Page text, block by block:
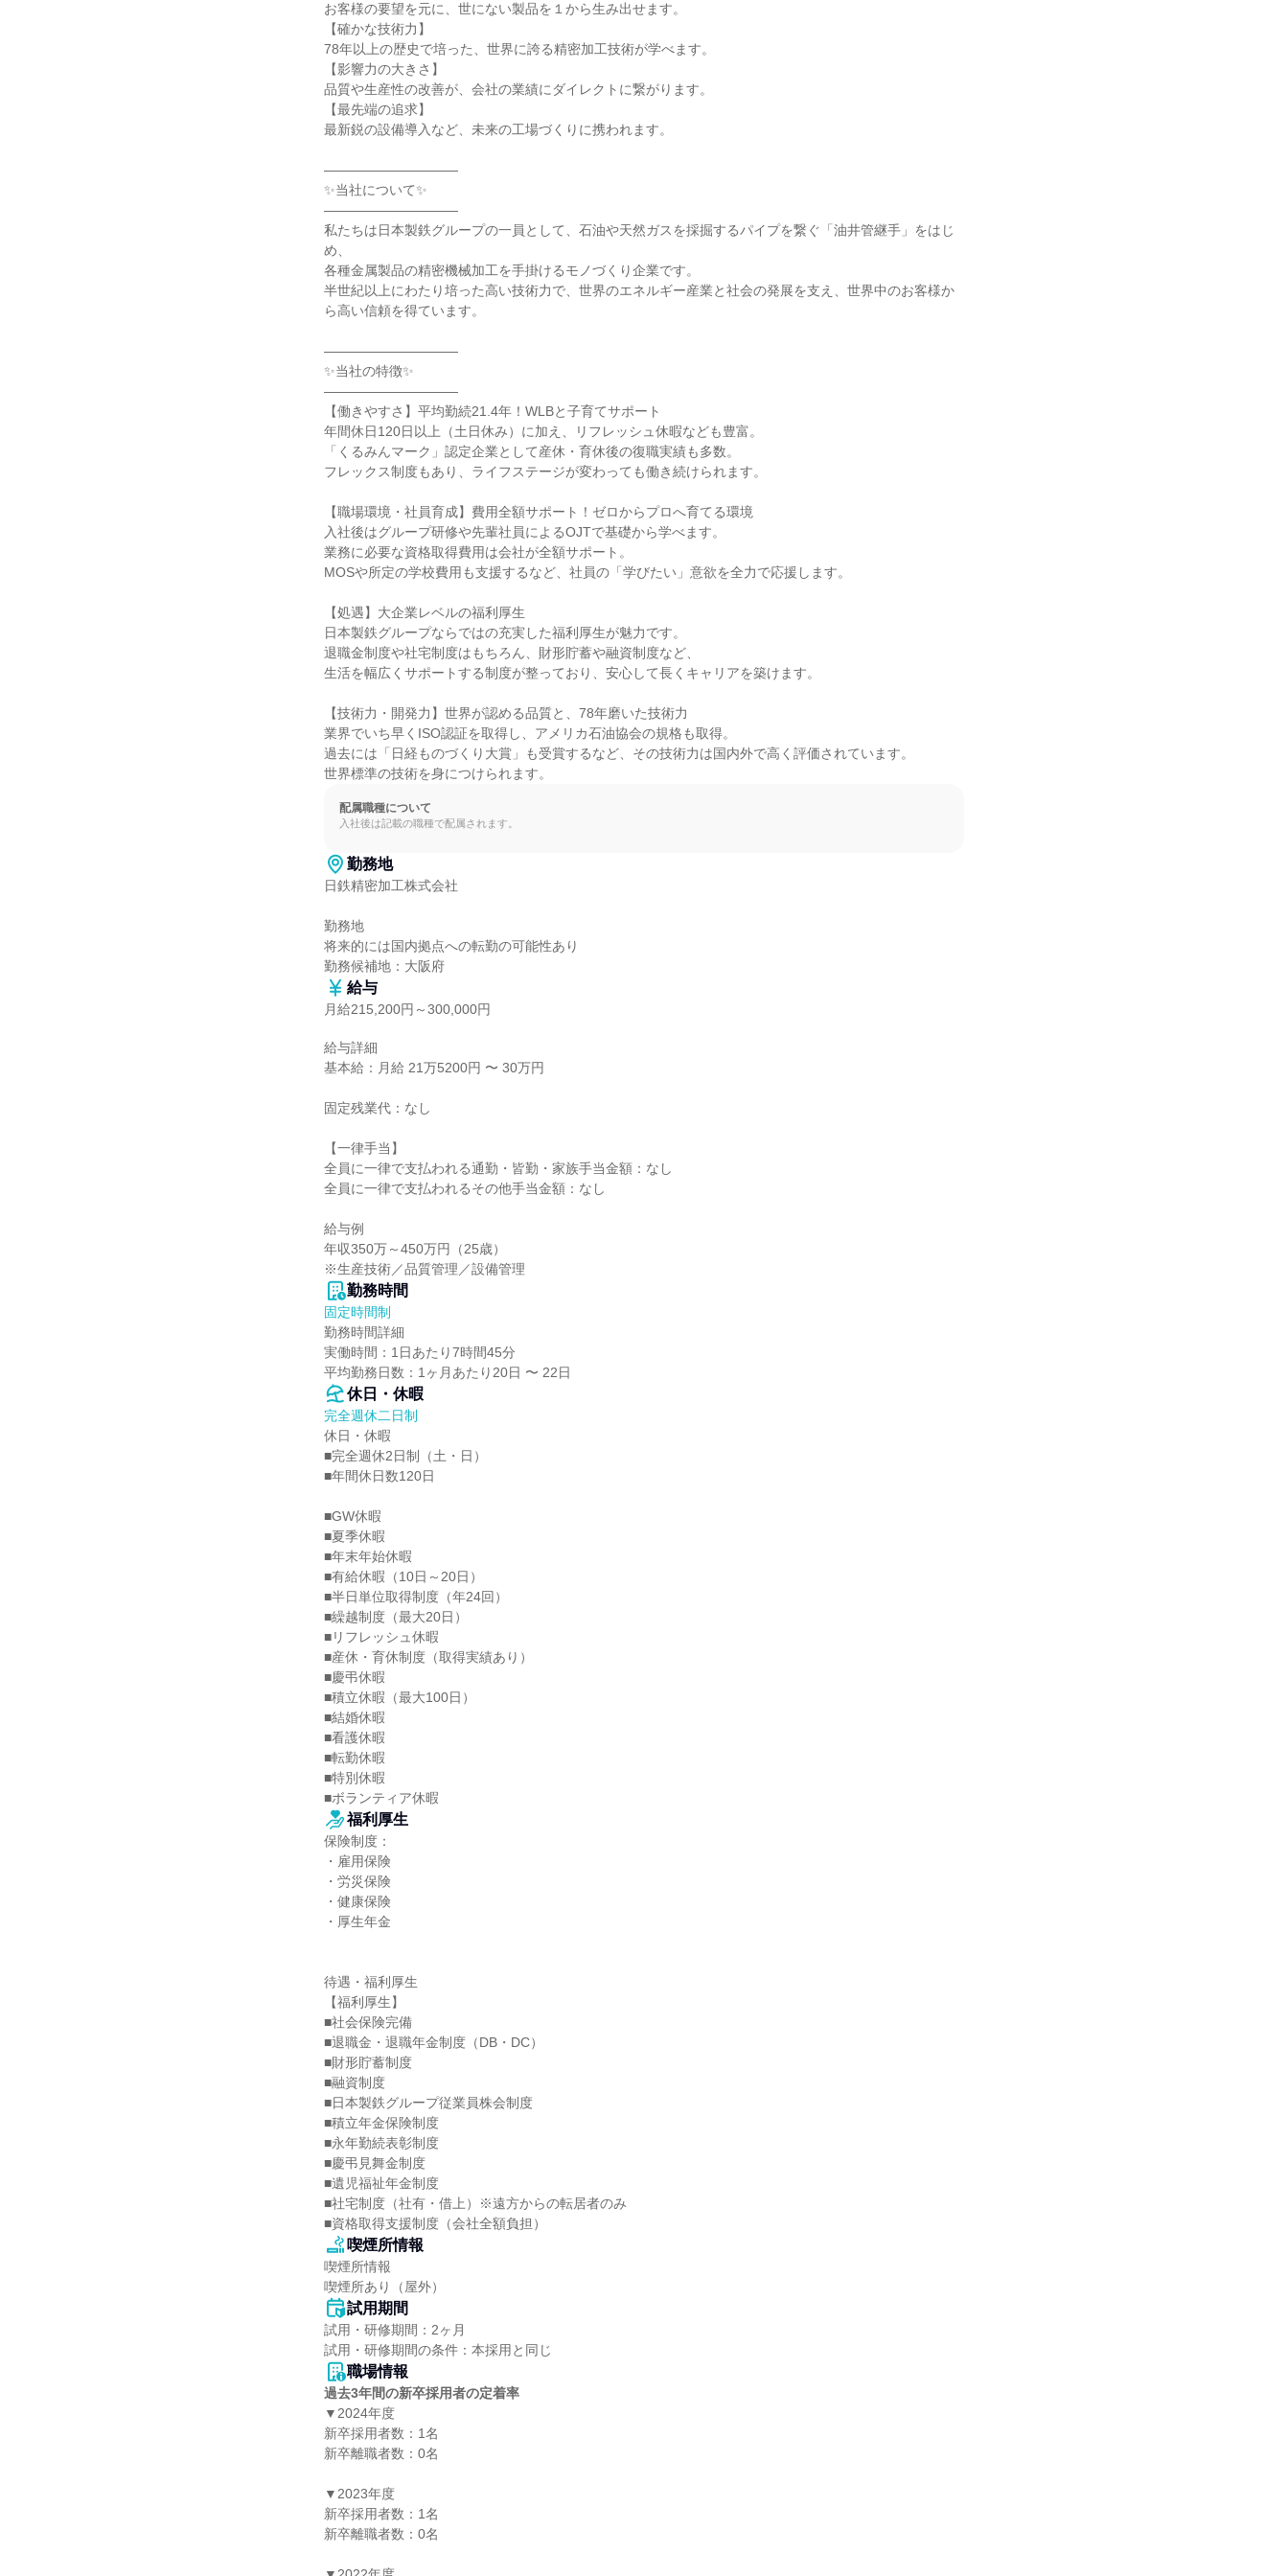
お客様の要望を元に、世にない製品を１から生み出せます。
【確かな技術力】
78年以上の歴史で培った、世界に誇る精密加工技術が学べます。
【影響力の大きさ】
品質や生産性の改善が、会社の業績にダイレクトに繋がります。
【最先端の追求】
最新鋭の設備導入など、未来の工場づくりに携われます。
——————————
✨当社について✨
——————————
私たちは日本製鉄グループの一員として、石油や天然ガスを採掘するパイプを繋ぐ「油井管継手」をはじ
め、
各種金属製品の精密機械加工を手掛けるモノづくり企業です。
半世紀以上にわたり培った高い技術力で、世界のエネルギー産業と社会の発展を支え、世界中のお客様か
ら高い信頼を得ています。
——————————
✨当社の特徴✨
——————————
【働きやすさ】平均勤続21.4年！WLBと子育てサポート
年間休日120日以上（土日休み）に加え、リフレッシュ休暇なども豊富。
「くるみんマーク」認定企業として産休・育休後の復職実績も多数。
フレックス制度もあり、ライフステージが変わっても働き続けられます。
【職場環境・社員育成】費用全額サポート！ゼロからプロへ育てる環境
入社後はグループ研修や先輩社員によるOJTで基礎から学べます。
業務に必要な資格取得費用は会社が全額サポート。
MOSや所定の学校費用も支援するなど、社員の「学びたい」意欲を全力で応援します。
【処遇】大企業レベルの福利厚生
日本製鉄グループならではの充実した福利厚生が魅力です。
退職金制度や社宅制度はもちろん、財形貯蓄や融資制度など、
生活を幅広くサポートする制度が整っており、安心して長くキャリアを築けます。
【技術力・開発力】世界が認める品質と、78年磨いた技術力
業界でいち早くISO認証を取得し、アメリカ石油協会の規格も取得。
過去には「日経ものづくり大賞」も受賞するなど、その技術力は国内外で高く評価されています。
世界標準の技術を身につけられます。
配属職種について
入社後は記載の職種で配属されます。
勤務地
日鉄精密加工株式会社
勤務地
将来的には国内拠点への転勤の可能性あり
勤務候補地：大阪府
給与
月給215,200円～300,000円
給与詳細
基本給：月給 21万5200円 〜 30万円
固定残業代：なし
【一律手当】
全員に一律で支払われる通勤・皆勤・家族手当金額：なし
全員に一律で支払われるその他手当金額：なし
給与例
年収350万～450万円（25歳）
※生産技術／品質管理／設備管理
勤務時間
固定時間制
勤務時間詳細
実働時間：1日あたり7時間45分
平均勤務日数：1ヶ月あたり20日 〜 22日
休日・休暇
完全週休二日制
休日・休暇
■完全週休2日制（土・日）
■年間休日数120日
■GW休暇
■夏季休暇
■年末年始休暇
■有給休暇（10日～20日）
■半日単位取得制度（年24回）
■繰越制度（最大20日）
■リフレッシュ休暇
■産休・育休制度（取得実績あり）
■慶弔休暇
■積立休暇（最大100日）
■結婚休暇
■看護休暇
■転勤休暇
■特別休暇
■ボランティア休暇
福利厚生
保険制度：
・雇用保険
・労災保険
・健康保険
・厚生年金
待遇・福利厚生
【福利厚生】
■社会保険完備
■退職金・退職年金制度（DB・DC）
■財形貯蓄制度
■融資制度
■日本製鉄グループ従業員株会制度
■積立年金保険制度
■永年勤続表彰制度
■慶弔見舞金制度
■遺児福祉年金制度
■社宅制度（社有・借上）※遠方からの転居者のみ
■資格取得支援制度（会社全額負担）
喫煙所情報
喫煙所情報
喫煙所あり（屋外）
試用期間
試用・研修期間：2ヶ月
職場情報
過去3年間の新卒採用者の定着率
▼2024年度
新卒採用者数：1名
新卒離職者数：0名
▼2023年度
新卒採用者数：1名
新卒離職者数：0名